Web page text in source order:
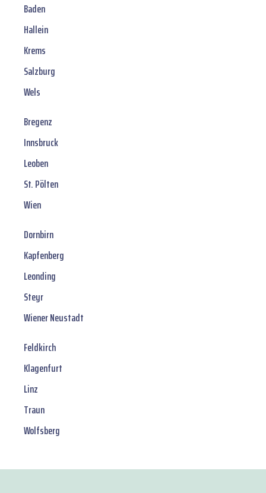
Baden
Hallein
Krems
Salzburg
Wels
Bregenz
Innsbruck
Leoben
St. Pölten
Wien
Dornbirn
Kapfenberg
Leonding
Steyr
Wiener Neustadt
Feldkirch
Klagenfurt
Linz
Traun
Wolfsberg